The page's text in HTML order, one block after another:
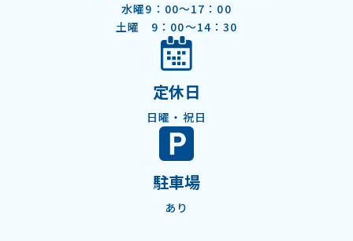
水曜9：00〜17：00
土曜 9：00～14：30
定休日
日曜・祝日
駐車場
​あり